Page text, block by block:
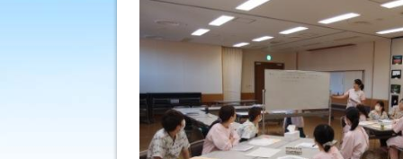
部
研
修
ｰ
研
修・
呼